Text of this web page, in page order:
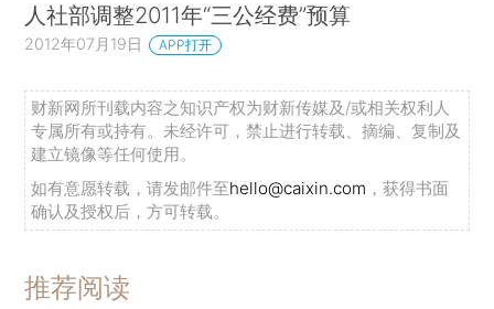
人社部调整2011年“三公经费”预算
2012年07月19日 APP打开
财新网所刊载内容之知识产权为财新传媒及/或相关权利人
专属所有或持有。未经许可，禁止进行转载、摘编、复制及
建立镜像等任何使用。
如有意愿转载，请发邮件至hello@caixin.com ，获得书面
确认及授权后，方可转载。
推荐阅读